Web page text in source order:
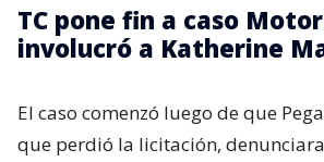
TC pone fin a caso
involucró a Katherine
El caso comenzó luego de que
que perdió la licitación,